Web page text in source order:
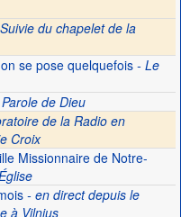
Suivie du chapelet de la
se pose quelquefois- Le
de Dieu
de la Radio en
Croix
Missionnaire de Notre-
- en direct depuis le
à Vilnius